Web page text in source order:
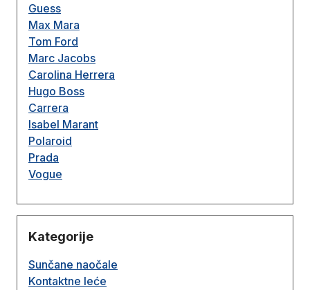
Guess
Max Mara
Tom Ford
Marc Jacobs
Carolina Herrera
Hugo Boss
Carrera
Isabel Marant
Polaroid
Prada
Vogue
Kategorije
Sunčane naočale
Kontaktne leće